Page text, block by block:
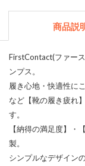
商品説
FirstContact(ファー
ンプス。
履き心地・快適性に
など【靴の履き疲れ
す。
【納得の満足度】・
製。
シンプルなデザイン